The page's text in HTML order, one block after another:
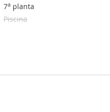
7a planta
Piscina